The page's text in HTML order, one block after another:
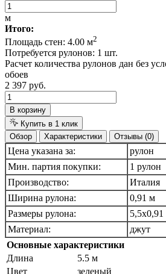
м
Итого:
Площадь стен: 4.00 м2
Потребуется рулонов: 1 шт.
Расчет количества рулонов дан без
обоев
2 397 руб.
В корзину
Купить в 1 клик
Обзор
Характеристики Отзывы (0)
Цена указана за:
рулон
Мин. партия покупки:
1 рулон
Производство:
Италия
Ширина рулона:
0,91 м
Размеры рулона:
Материал:
джут
Основные характеристики
Длина
5.5 м
Цвет
зеленый